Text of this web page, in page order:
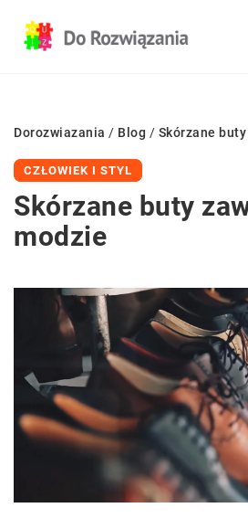
Dorozwiazania / Blog / Skórzane
CZŁOWIEK I STYL
Skórzane buty
modzie